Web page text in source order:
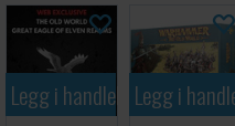
Legg i handlekurven
Legg i